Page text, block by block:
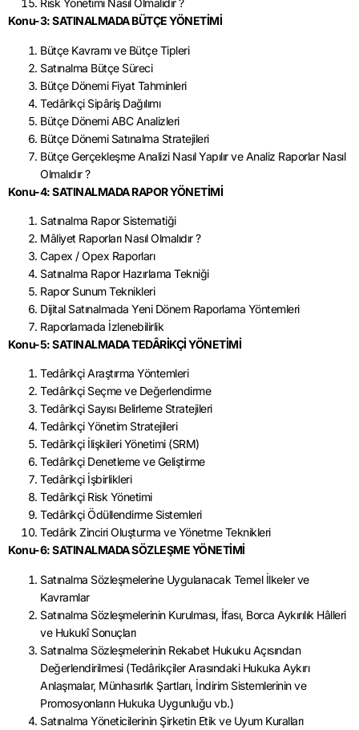
Risk Yönetimi Nasıl Olmalıdır ?
Konu-3: SATINALMADA BÜTÇE YÖNETİMİ
Bütçe Kavramı ve Bütçe Tipleri
Satınalma Bütçe Süreci
Bütçe Dönemi Fiyat Tahminleri
Tedârikçi Sipâriş Dağılımı
Bütçe Dönemi ABC Analizleri
Bütçe Dönemi Satınalma Stratejileri
Bütçe Gerçekleşme Analizi Nasıl Yapılır ve Analiz Raporlar Nasıl
Olmalıdır ?
Konu-4: SATINALMADA RAPOR YÖNETİMİ
Satınalma Rapor Sistematiği
Mâliyet Raporları Nasıl Olmalıdır ?
Capex / Opex Raporları
Satınalma Rapor Hazırlama Tekniği
Rapor Sunum Teknikleri
Dijital Satınalmada Yeni Dönem Raporlama Yöntemleri
Raporlamada İzlenebilirlik
Konu-5: SATINALMADA TEDÂRİKÇİ YÖNETİMİ
Tedârikçi Araştırma Yöntemleri
Tedârikçi Seçme ve Değerlendirme
Tedârikçi Sayısı Belirleme Stratejileri
Tedârikçi Yönetim Stratejileri
Tedârikçi İlişkileri Yönetimi (SRM)
Tedârikçi Denetleme ve Geliştirme
Tedârikçi İşbirlikleri
Tedârikçi Risk Yönetimi
Tedârikçi Ödüllendirme Sistemleri
Tedârik Zinciri Oluşturma ve Yönetme Teknikleri
Konu-6: SATINALMADA SÖZLEŞME YÖNETİMİ
Satınalma Sözleşmelerine Uygulanacak Temel İlkeler ve
Kavramlar
Satınalma Sözleşmelerinin Kurulması, İfası, Borca Aykırılık Hâlleri
ve Hukukî Sonuçları
Satınalma Sözleşmelerinin Rekabet Hukuku Açısından
Değerlendirilmesi (Tedârikçiler Arasındaki Hukuka Aykırı
Anlaşmalar, Münhasırlık Şartları, İndirim Sistemlerinin ve
Promosyonların Hukuka Uygunluğu vb.)
Satınalma Yöneticilerinin Şirketin Etik ve Uyum Kuralları